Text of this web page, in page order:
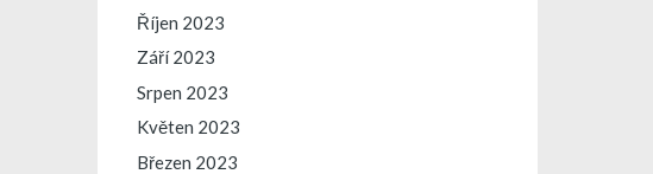
Říjen 2023
Září 2023
Srpen 2023
Květen 2023
Březen 2023